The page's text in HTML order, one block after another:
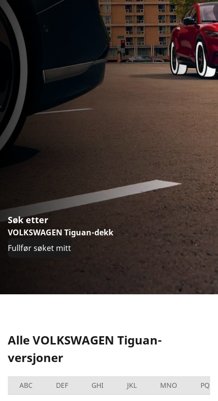
Søk etter
VOLKSWAGEN Tiguan-dekk
Fullfør søket mitt
Alle VOLKSWAGEN Tiguan-
versjoner
ABC DEF GHI JKL MNO PQRS